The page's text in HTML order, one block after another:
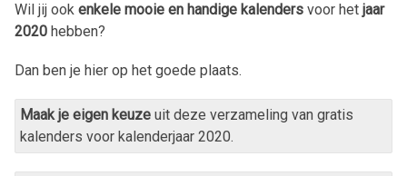
Wil jij ook enkele mooie en handige kalenders voor het jaar
2020 hebben?
Dan ben je hier op het goede plaats.
Maak je eigen keuze uit deze verzameling van gratis
kalenders voor kalenderjaar 2020.